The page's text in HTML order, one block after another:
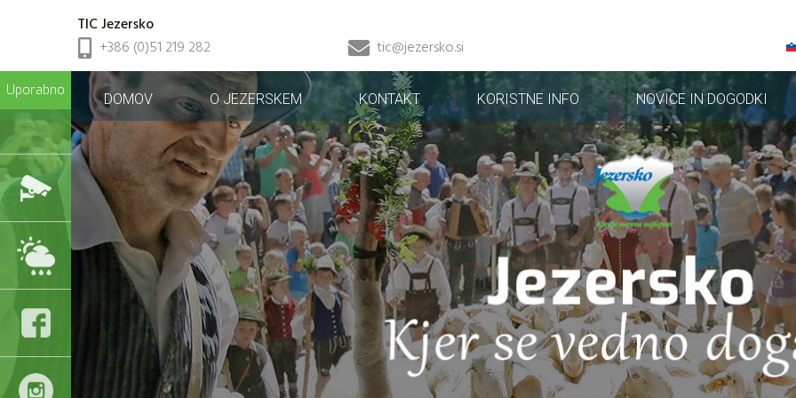
TIC Jezersko
+386 (0)51 219 282
tic@jezersko.si
Uporabno
DOMOV O JEZERSKEM KONTAKT KORISTNE INFO NOVICE IN DOGODKI